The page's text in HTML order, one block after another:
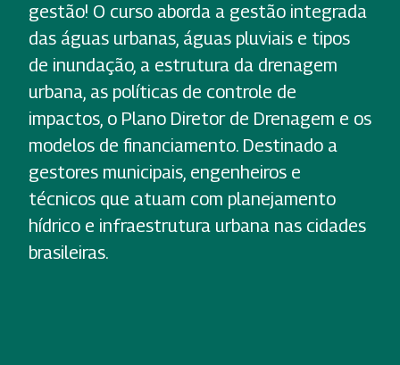
gestão! O curso aborda a gestão integrada
das águas urbanas, águas pluviais e tipos
de inundação, a estrutura da drenagem
urbana, as políticas de controle de
impactos, o Plano Diretor de Drenagem e os
modelos de financiamento. Destinado a
gestores municipais, engenheiros e
técnicos que atuam com planejamento
hídrico e infraestrutura urbana nas cidades
brasileiras.